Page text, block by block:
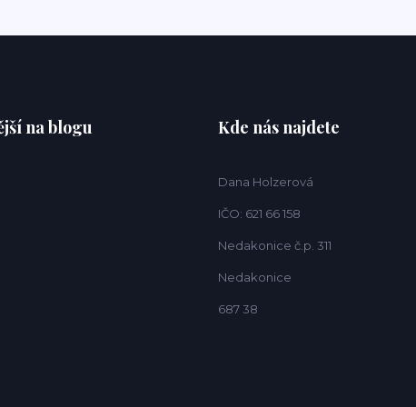
na blogu Kde nás najdete
Dana Holzerová
IČO: 621 66 158
Nedakonice č.p. 311
Nedakonice
687 38